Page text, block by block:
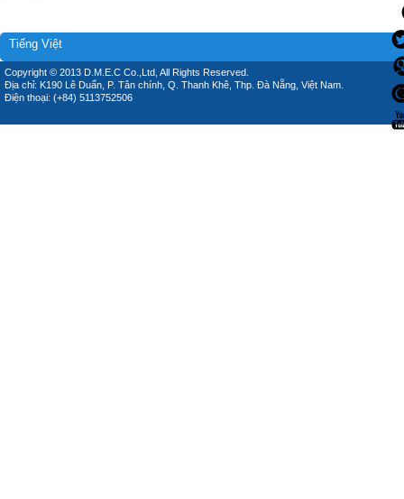
Tiếng Việt
Copyright © 2013 D.M.E.C Co.,Ltd, All Rights Reserved.
Địa chỉ: K190 Lê Duẩn, P. Tân chính, Q. Thanh Khê, Thp. Đà Nẵng, Việt Nam.
Điện thoại: (+84) 5113752506